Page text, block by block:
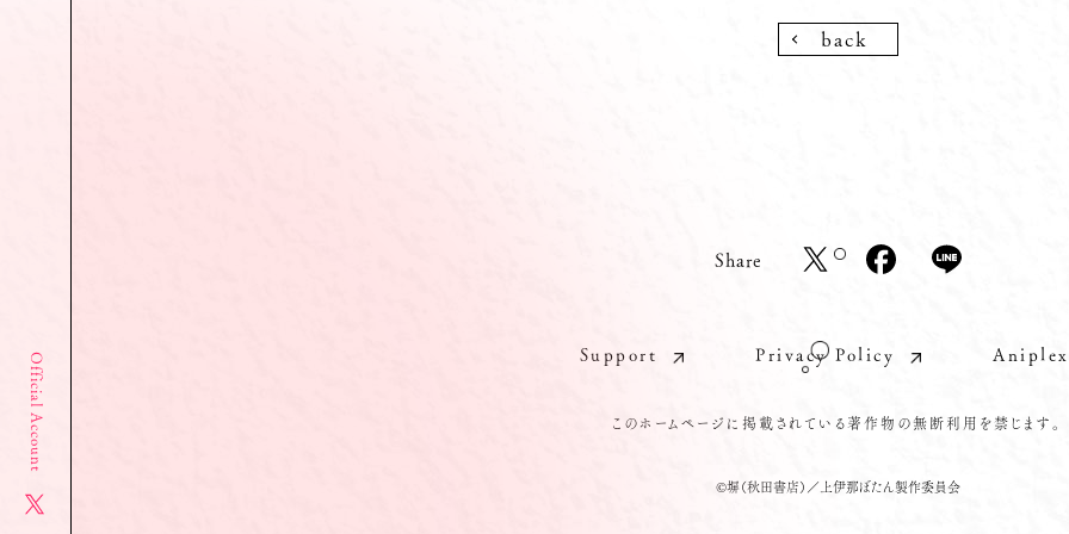
Official Account
back
Share
Support Privacy Policy Aniplex
このホームページに掲載されている 著作物の無断利用を禁じます。
©塀（秋田書店）／上伊那ぼたん製作委員会